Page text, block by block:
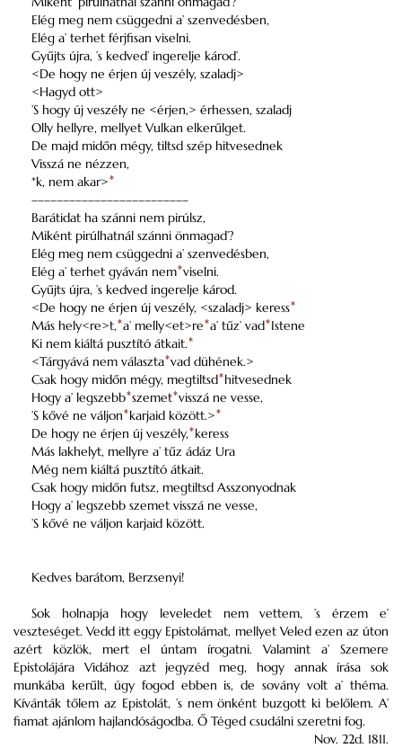
Elég meg nem csüggedni a’ szenvedésben,
Elég a’ terhet férjfisan viselni.
Gyűjts újra, ’s kedved’ ingerelje károd’.
<De hogy ne érjen új veszély, szaladj>
<Hagyd ott>
’S hogy új veszély ne <érjen,> érhessen, szaladj
Olly hellyre, mellyet Vulkan elkerűlget.
De majd midőn mégy, tiltsd szép hitvesednek
Visszá ne nézzen,
*k, nem akar>*
–––––––––––––––––––––––––
Barátidat ha szánni nem pirúlsz,
Miként pirúlhatnál szánni önmagad’?
Elég meg nem csüggedni a’ szenvedésben,
Elég a’ terhet gyáván nem*viselni.
Gyűjts újra, ’s kedved ingerelje károd.
<De hogy ne érjen új veszély, <szaladj> keress*
Más hely<re>t,*a’ melly<et>re*a’ tűz’ vad*Istene
Ki nem kiáltá pusztító átkait.*
<Tárgyává nem választa*vad dühének.>
Csak hogy midőn mégy, megtiltsd*hitvesednek
Hogy a’ legszebb*szemet*visszá ne vesse,
’S kővé ne váljon*karjaid között.>*
De hogy ne érjen új veszély,*keress
Más lakhelyt, mellyre a’ tűz ádáz Ura
Még nem kiáltá pusztító átkait.
Csak hogy midőn futsz, megtiltsd Asszonyodnak
Hogy a’ legszebb szemet visszá ne vesse,
’S kővé ne váljon karjaid között.
Kedves barátom, Berzsenyi!
Sok holnapja hogy leveledet nem vettem, ’s érzem e’
veszteséget. Vedd itt eggy Epistolámat, mellyet Veled ezen az úton
azért közlök, mert el úntam írogatni. Valamint a’ Szemere
Epistolájára Vidához azt jegyzéd meg, hogy annak írása sok
munkába kerűlt, úgy fogod ebben is, de sovány volt a’ théma.
Kívánták tőlem az Epistolát, ’s nem önként buzgott ki belőlem. A’
fiamat ajánlom hajlandóságodba. Ő Téged csudálni szeretni fog.
Nov. 22d. 1811.